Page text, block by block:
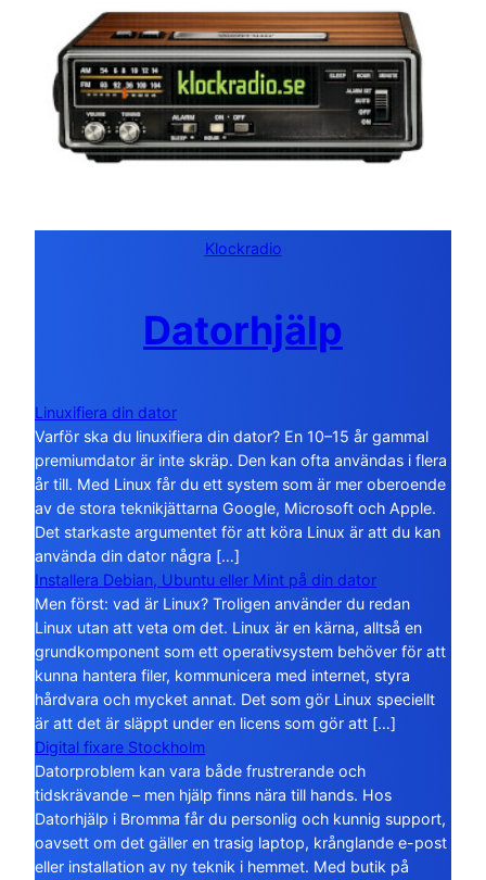
Klockradio
Datorhjälp
Linuxifiera din dator
Varför ska du linuxifiera din dator? En 10–15 år gammal
premiumdator är inte skräp. Den kan ofta användas i flera
år till. Med Linux får du ett system som är mer oberoende
av de stora teknikjättarna Google, Microsoft och Apple.
Det starkaste argumentet för att köra Linux är att du kan
använda din dator några […]
Installera Debian, Ubuntu eller Mint på din dator
Men först: vad är Linux? Troligen använder du redan
Linux utan att veta om det. Linux är en kärna, alltså en
grundkomponent som ett operativsystem behöver för att
kunna hantera filer, kommunicera med internet, styra
hårdvara och mycket annat. Det som gör Linux speciellt
är att det är släppt under en licens som gör att […]
Digital fixare Stockholm
Datorproblem kan vara både frustrerande och
tidskrävande – men hjälp finns nära till hands. Hos
Datorhjälp i Bromma får du personlig och kunnig support,
oavsett om det gäller en trasig laptop, krånglande e-post
eller installation av ny teknik i hemmet. Med butik på